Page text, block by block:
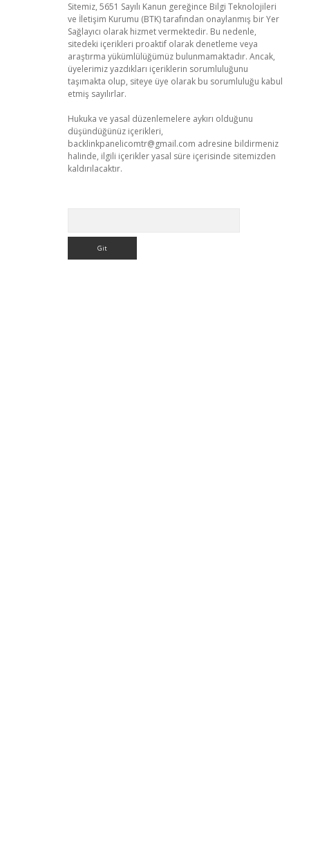
Sitemiz, 5651 Sayılı Kanun gereğince Bilgi Teknolojileri
ve İletişim Kurumu (BTK) tarafından onaylanmış bir Yer
Sağlayıcı olarak hizmet vermektedir. Bu nedenle,
sitedeki içerikleri proaktif olarak denetleme veya
araştırma yükümlülüğümüz bulunmamaktadır. Ancak,
üyelerimiz yazdıkları içeriklerin sorumluluğunu
taşımakta olup, siteye üye olarak bu sorumluluğu kabul
etmiş sayılırlar.
Hukuka ve yasal düzenlemelere aykırı olduğunu
düşündüğünüz içerikleri,
backlinkpanelicomtr@gmail.com adresine bildirmeniz
halinde, ilgili içerikler yasal süre içerisinde sitemizden
kaldırılacaktır.